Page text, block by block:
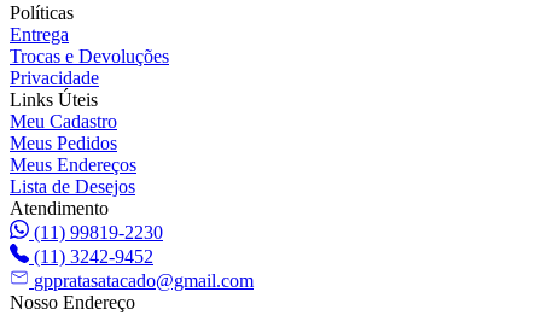
Políticas
Entrega
Trocas e Devoluções
Privacidade
Links Úteis
Meu Cadastro
Meus Pedidos
Meus Endereços
Lista de Desejos
Atendimento
(11) 99819-2230
(11) 3242-9452
gppratasatacado@gmail.com
Nosso Endereço